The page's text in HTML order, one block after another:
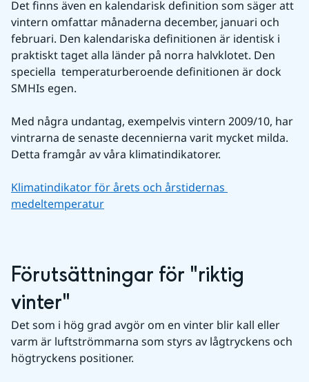
Det finns även en kalendarisk definition som säger att
vintern omfattar månaderna december, januari och
februari. Den kalendariska definitionen är identisk i
praktiskt taget alla länder på norra halvklotet. Den
speciella  temperaturberoende definitionen är dock
SMHIs egen.
Med några undantag, exempelvis vintern 2009/10, har
vintrarna de senaste decennierna varit mycket milda.
Detta framgår av våra klimatindikatorer.
Klimatindikator för årets och årstidernas
medeltemperatur
Förutsättningar för "riktig
vinter"
Det som i hög grad avgör om en vinter blir kall eller
varm är luftströmmarna som styrs av lågtryckens och
högtryckens positioner.